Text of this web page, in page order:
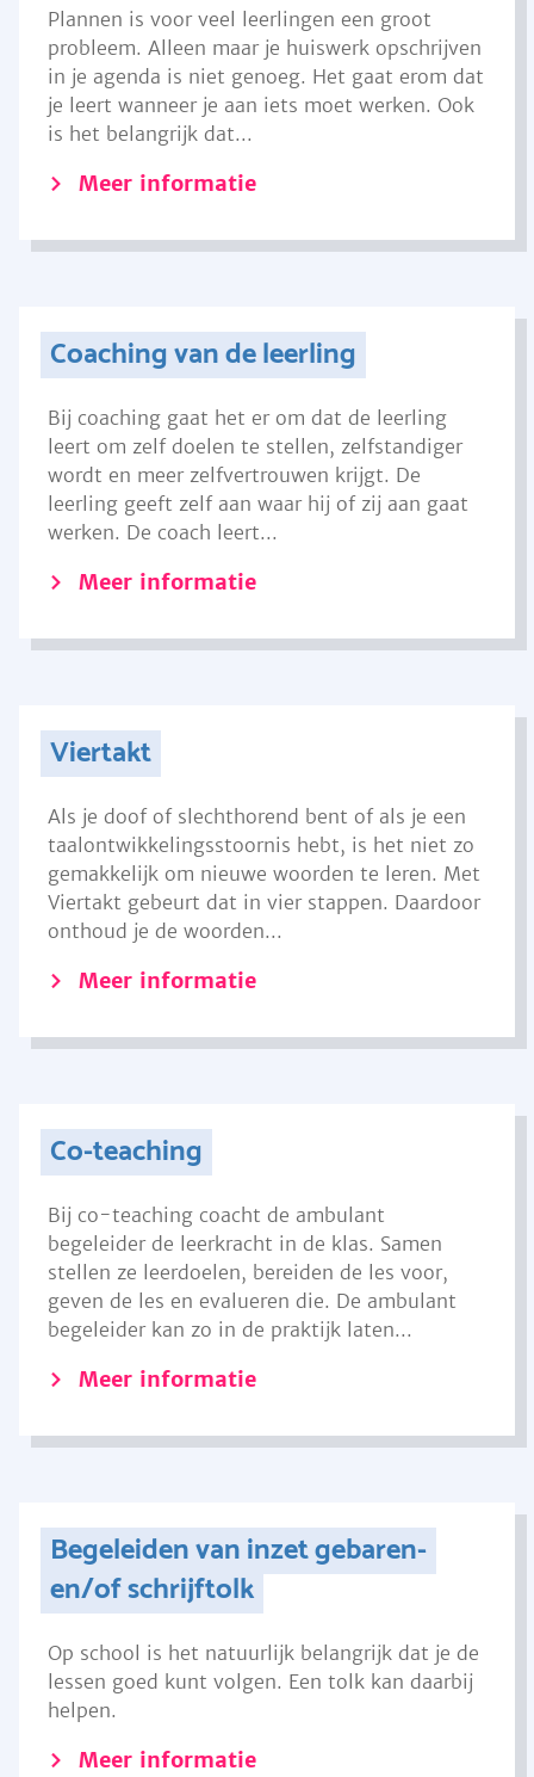
Plannen is voor veel leerlingen een groot
probleem. Alleen maar je huiswerk opschrijven
in je agenda is niet genoeg. Het gaat erom dat
je leert wanneer je aan iets moet werken. Ook
is het belangrijk dat...
Meer informatie
Coaching van de leerling
Bij coaching gaat het er om dat de leerling
leert om zelf doelen te stellen, zelfstandiger
wordt en meer zelfvertrouwen krijgt. De
leerling geeft zelf aan waar hij of zij aan gaat
werken. De coach leert...
Meer informatie
Viertakt
Als je doof of slechthorend bent of als je een
taalontwikkelingsstoornis hebt, is het niet zo
gemakkelijk om nieuwe woorden te leren. Met
Viertakt gebeurt dat in vier stappen. Daardoor
onthoud je de woorden...
Meer informatie
Co-teaching
Bij co-teaching coacht de ambulant
begeleider de leerkracht in de klas. Samen
stellen ze leerdoelen, bereiden de les voor,
geven de les en evalueren die. De ambulant
begeleider kan zo in de praktijk laten...
Meer informatie
Begeleiden van inzet gebaren-
en/of schrijftolk
Op school is het natuurlijk belangrijk dat je de
lessen goed kunt volgen. Een tolk kan daarbij
helpen.
Meer informatie